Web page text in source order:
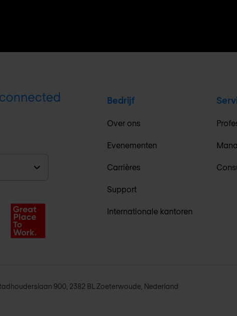
Bedrijf
Over ons
Evenementen
Carrières
Support
Internationale kantoren
900, 2382 BL Zoeterwoude, Nederland